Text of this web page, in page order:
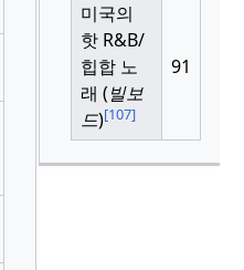
미국의
핫 R&B/
힙합 노
래 (빌보
드)[107]
91